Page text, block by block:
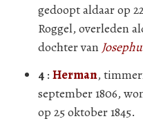
gedoopt aldaar op
Roggel, overleden
dochter van
4 : Herman,
september 1806,
op 25 oktober 1845.